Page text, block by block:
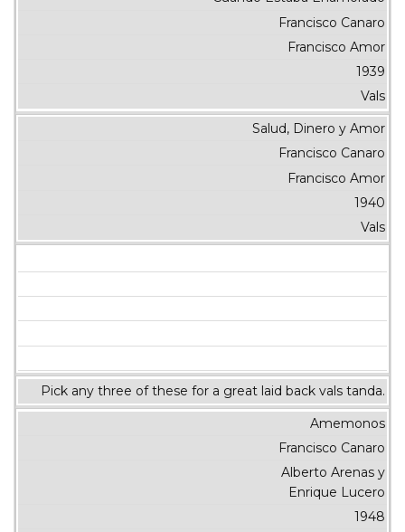
Francisco Canaro
Francisco Amor
1939
Vals
Salud, Dinero y Amor
Francisco Canaro
Francisco Amor
1940
Vals
Pick any three of these for a great laid back vals tanda.
Amemonos
Francisco Canaro
Alberto Arenas y
Enrique Lucero
1948